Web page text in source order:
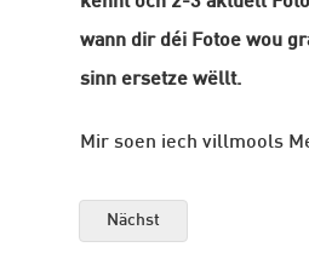
wann dir déi Fotoe wou
sinn ersetze wëllt.
Mir soen iech villmools
Nächst